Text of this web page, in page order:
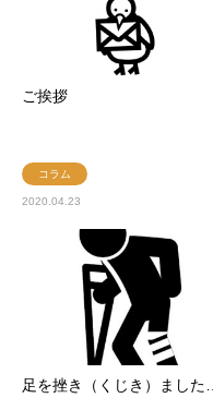
ご挨拶
コラム
2020.04.23
足を挫き（くじき）ました…